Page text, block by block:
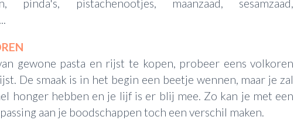
pinda's, pistachenootjes, maanzaad, sesamzaad,
gewone pasta en rijst te kopen, probeer eens volkoren
De smaak is in het begin een beetje wennen, maar je zal
honger hebben en je lijf is er blij mee. Zo kan je met een
aan je boodschappen toch een verschil maken.